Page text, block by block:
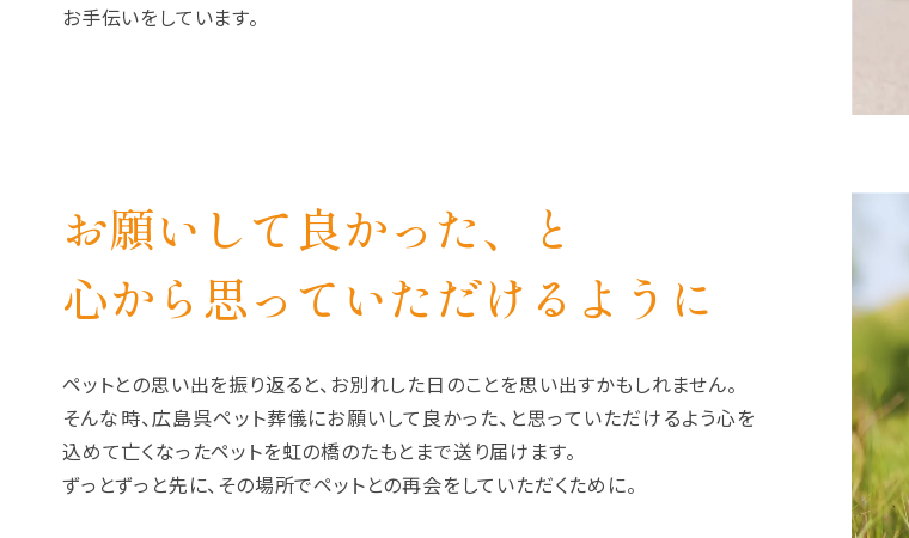
お手伝いをしています。
お願いして良かった、と
心から思っていただけるように
ペットとの思い出を振り返ると、お別れした日のことを思い出すかもしれません。
そんな時、広島呉ペット葬儀にお願いして良かった、と思っていただけるよう心を
込めて亡くなったペットを虹の橋のたもとまで送り届けます。
ずっとずっと先に、その場所でペットとの再会をしていただくために。